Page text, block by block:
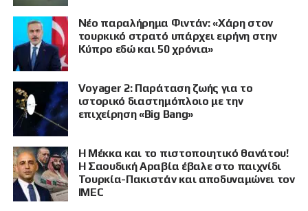
Νέο παραλήρημα Φιντάν: «Χάρη στον
τουρκικό στρατό υπάρχει ειρήνη στην
Κύπρο εδώ και 50 χρόνια»
Voyager 2: Παράταση ζωής για το
ιστορικό διαστημόπλοιο με την
επιχείρηση «Big Bang»
Η Μέκκα και το πιστοποιητικό θανάτου!
Η Σαουδική Αραβία έβαλε στο παιχνίδι
Τουρκία-Πακιστάν και αποδυναμώνει τον
IMEC